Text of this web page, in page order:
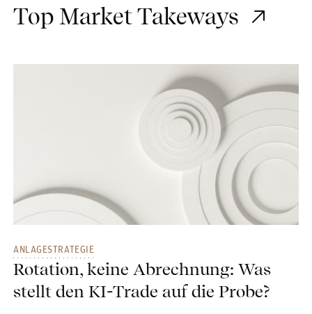
Top Market Takeways
ANLAGESTRATEGIE
Rotation, keine Abrechnung: Was
stellt den KI-Trade auf die Probe?